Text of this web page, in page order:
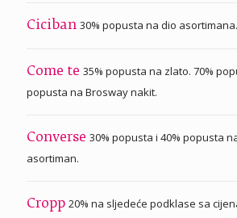
Ciciban 30% popusta na dio asortimana.
Come te 35% popusta na zlato. 70%
popusta na Brosway nakit.
Converse 30% popusta i 40% popusta
asortiman.
Cropp 20% na sljedeće podklase sa